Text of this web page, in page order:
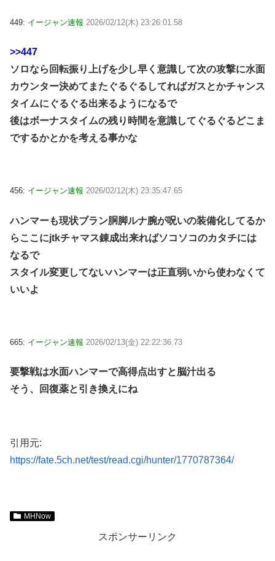
449: イージャン速報 2026/02/12(木) 23:26:01.58
>>447
ソロなら回転振り上げを少し早く意識して次の攻撃に水面
カウンター決めてまたぐるぐるしてればガスとかチャンス
タイムにぐるぐる出来るようになるで
後はボーナスタイムの残り時間を意識してぐるぐるどこま
でするかとかを考える事かな
456: イージャン速報 2026/02/12(木) 23:35:47.65
ハンマーも現状ブラン胴脚ルナ腕が呪いの装備化してるか
らここにjtkチャマス錬成出来ればソコソコのカタチには
なるで
スタイル変更してないハンマーは正直弱いから使わなくて
いいよ
665: イージャン速報 2026/02/13(金) 22:22:36.73
要撃戦は水面ハンマーで高得点出すと脳汁出る
そう、回復薬と引き換えにね
引用元:
https://fate.5ch.net/test/read.cgi/hunter/1770787364/
MHNow
スポンサーリンク